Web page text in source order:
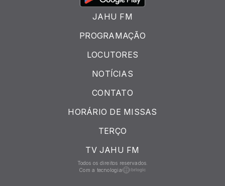
JAHU FM
PROGRAMAÇÃO
LOCUTORES
NOTÍCIAS
CONTATO
HORÁRIO DE MISSAS
TERÇO
TV JAHU FM
Todos os direitos reservados.
Com a tecnologia